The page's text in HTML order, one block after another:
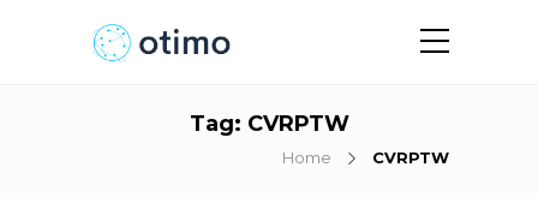
Tag: CVRPTW
Home CVRPTW